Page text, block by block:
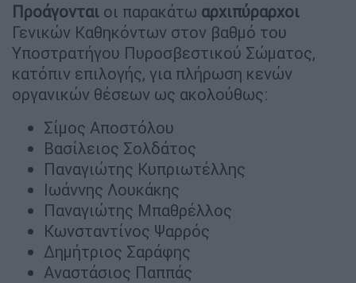
Προάγονται οι παρακάτω αρχιπύραρχοι
Γενικών Καθηκόντων στον βαθμό του
Υποστρατήγου Πυροσβεστικού Σώματος,
κατόπιν επιλογής, για πλήρωση κενών
οργανικών θέσεων ως ακολούθως:
Σίμος Αποστόλου
Βασίλειος Σολδάτος
Παναγιώτης Κυπριωτέλλης
Ιωάννης Λουκάκης
Παναγιώτης Μπαθρέλλος
Κωνσταντίνος Ψαρρός
Δημήτριος Σαράφης
Αναστάσιος Παππάς